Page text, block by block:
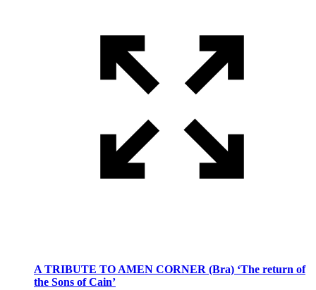
A TRIBUTE TO AMEN CORNER (Bra) ‘The return of
the Sons of Cain’